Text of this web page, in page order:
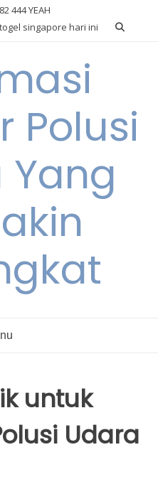
444 YEAH
togel singapore hari ini
Polusi
Yang
untuk
Udara